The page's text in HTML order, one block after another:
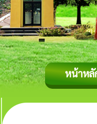
หน้าหลั